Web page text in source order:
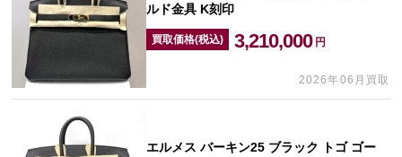
ルド金具 K刻印
買取価格(税込) 3,210,000 円
2026年06月買取
エルメス バーキン25 ブラック トゴ ゴー